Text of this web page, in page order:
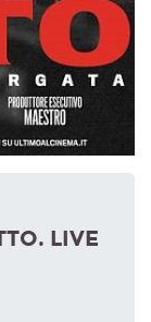
LIVE